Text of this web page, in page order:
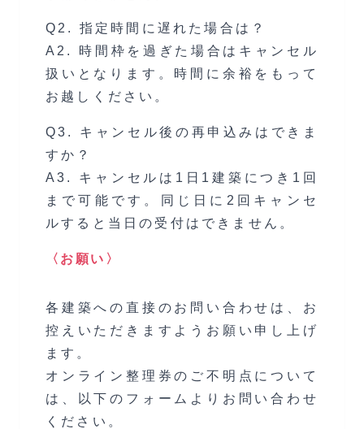
Q2. 指定時間に遅れた場合は？
A2. 時間枠を過ぎた場合はキャンセル
扱いとなります。時間に余裕をもって
お越しください。
Q3. キャンセル後の再申込みはできま
すか？
A3. キャンセルは1日1建築につき1回
まで可能です。同じ日に2回キャンセ
ルすると当日の受付はできません。
〈お願い〉
各建築への直接のお問い合わせは、お
控えいただきますようお願い申し上げ
ます。
オンライン整理券のご不明点について
は、以下のフォームよりお問い合わせ
ください。